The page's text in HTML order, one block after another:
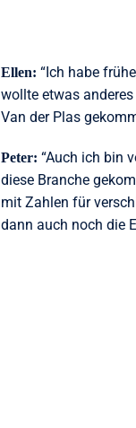
Ellen: “Ich habe
wollte etwas
Van der Plas
Peter: “Auch ich bin
diese Branche
mit Zahlen für
dann auch noch die